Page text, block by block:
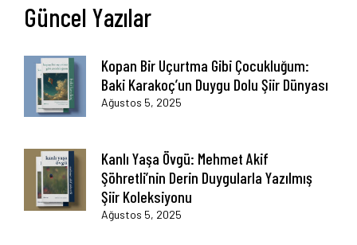
Güncel Yazılar
Kopan Bir Uçurtma Gibi Çocukluğum:
Baki Karakoç’un Duygu Dolu Şiir Dünyası
Ağustos 5, 2025
Kanlı Yaşa Övgü: Mehmet Akif
Şöhretli’nin Derin Duygularla Yazılmış
Şiir Koleksiyonu
Ağustos 5, 2025